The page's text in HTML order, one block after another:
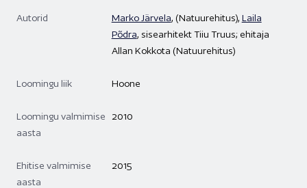
Autorid Marko Järvela, (Natuurehitus), Laila
Põdra, sisearhitekt Tiiu Truus; ehitaja
Allan Kokkota (Natuurehitus)
Loomingu liik Hoone
Loomingu valmimise
aasta
2010
Ehitise valmimise
aasta
2015